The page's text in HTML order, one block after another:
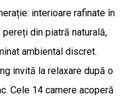
interioare rafinate în
pereți din piatră naturală,
ambiental discret.
invită la relaxare după o
Cele 14 camere acoperă